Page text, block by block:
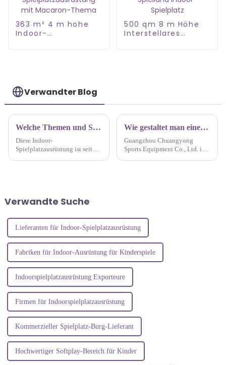
363 m² 4 m hohe
Indoor-
500 qm 8 m Höhe
Interstellares
Verwandter Blog
Welche Themen und Spiele können wir für unser Indoor-Spielplatz-Projekt haben?
Diese Indoor-
Spielplatzausrüstung ist seit
Kinder konzipiert wurden.
Wie gestaltet man einen Indoor-Spielplatz für Kinder in einem Einkaufszentrum?
Guangzhou Chuangyong
Sports Equipment Co., Ltd. ist
Verwandte Suche
Lieferanten für Indoor-Spielplatzausrüstung
Fabriken für Indoor-Ausrüstung für Kinderspiele
Indoorspielplatzausrüstung Exporteure
Firmen für Indoorspielplatzausrüstung
Kommerzieller Spielplatz-Burg-Lieferant
Hochwertiger Softplay-Bereich für Kinder